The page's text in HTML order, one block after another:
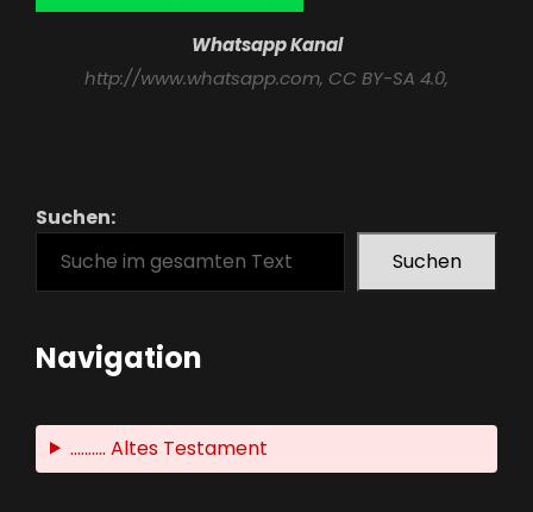
Whatsapp Kanal
http://www.whatsapp.com, CC BY-SA 4.0,
Suchen:
Suchen
Navigation
.......... Altes Testament